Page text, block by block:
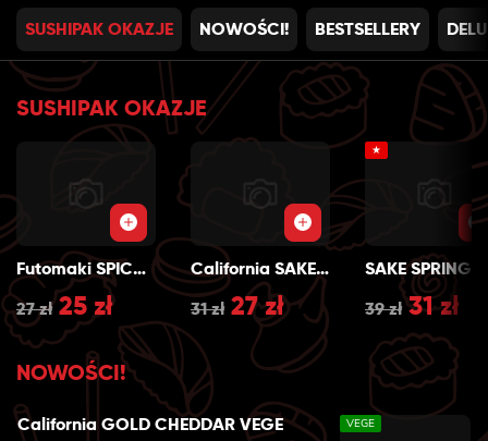
SUSHIPAK OKAZJE NOWOŚCI! BESTSELLERY
SUSHIPAK OKAZJE
Futomaki SPICY SAKE GRILL
27zł Original
price
was:
27 zł.
25 złCurrent
price
is:
25 zł.
California SAKE GRILL
31zł Original
price
was:
31 zł.
27złCurrent
price
is:
27 zł.
★
39zł
price
was:
39 zł.
31zł
NOWOŚCI!
California GOLD CHEDDAR VEGE VEGE